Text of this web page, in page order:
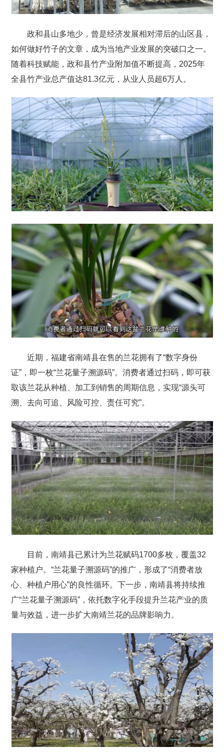
政和县山多地少，曾是经济发展相对滞后的山区县，
如何做好竹子的文章，成为当地产业发展的突破口之一。
随着科技赋能，政和县竹产业附加值不断提高，2025年
全县竹产业总产值达81.3亿元，从业人员超6万人。
近期，福建省南靖县在售的兰花拥有了“数字身份
证”，即一枚“兰花量子溯源码”。消费者通过扫码，即可获
取该兰花从种植、加工到销售的周期信息，实现“源头可
溯、去向可追、风险可控、责任可究”。
目前，南靖县已累计为兰花赋码1700多枚，覆盖32
家种植户。“兰花量子溯源码”的推广，形成了“消费者放
心、种植户用心”的良性循环。下一步，南靖县将持续推
广“兰花量子溯源码”，依托数字化手段提升兰花产业的质
量与效益，进一步扩大南靖兰花的品牌影响力。